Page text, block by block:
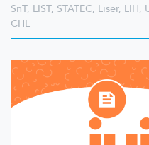
SnT, LIST, STATEC, Liser, LIH,
CHL